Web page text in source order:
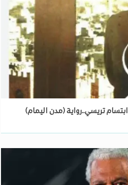
تريسي..رواية (مدن اليمام)